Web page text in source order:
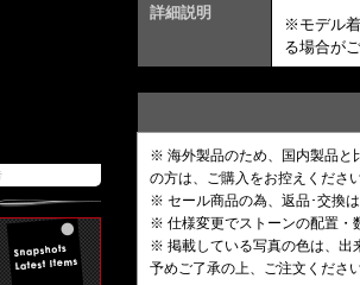
詳細説明
※モデル
る場合が
※ 海外製品のため、国内製品と
の方は、ご購入をお控えくださ
※ セール商品の為、返品･交換
※ 仕様変更でストーンの配置・
※ 掲載している写真の色は、出
予めご了承の上、ご注文くださ